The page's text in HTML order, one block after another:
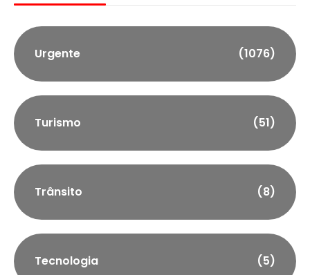
Urgente (1076)
Turismo (51)
Trânsito (8)
Tecnologia (5)